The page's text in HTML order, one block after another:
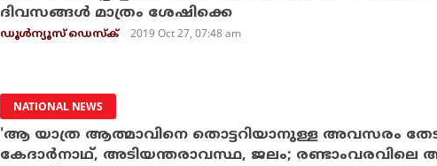
ദിവസങ്ങള്‍ മാത്രം ശേഷിക്കെ
ഡൂള്‍ന്യൂസ് ഡെസ്‌ക് 2019 Oct 27, 07:48 am
NATIONAL NEWS
'ആ യാത്ര ആത്മാവിനെ തൊട്ടറിയാനുള്ള അവസരം
കേദാര്‍നാഥ്, അടിയന്തരാവസ്ഥ, ജലം; രണ്ടാംവരവിലെ